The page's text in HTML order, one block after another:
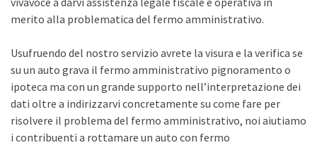
merito alla problematica del fermo amministrativo.
Usufruendo del nostro servizio avrete la visura e la verifica se
su un auto grava il fermo amministrativo pignoramento o
ipoteca ma con un grande supporto nell’interpretazione dei
dati oltre a indirizzarvi concretamente su come fare per
risolvere il problema del fermo amministrativo, noi aiutiamo
i contribuenti a rottamare un auto con fermo